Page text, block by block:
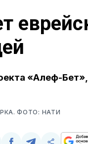
«Алеф-Бет»,
ФОТО: НАТИ